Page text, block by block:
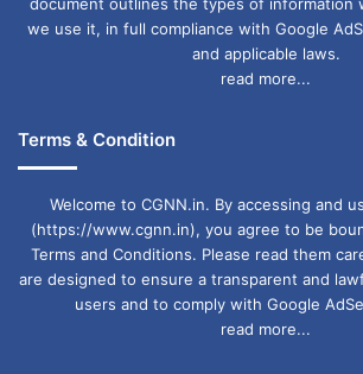
document outlines the types of information
we use it, in full compliance with Google
and applicable laws.
read more...
Terms & Condition
Welcome to CGNN.in. By accessing and
(https://www.cgnn.in), you agree to be
Terms and Conditions. Please read them
are designed to ensure a transparent and
users and to comply with Google
read more...